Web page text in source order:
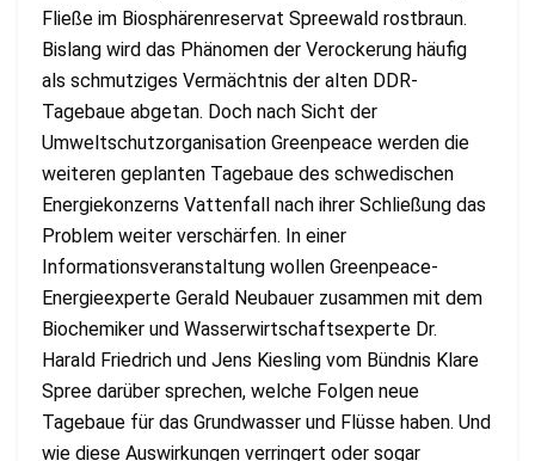
Fließe im Biosphärenreservat Spreewald rostbraun.
Bislang wird das Phänomen der Verockerung häufig
als schmutziges Vermächtnis der alten DDR-
Tagebaue abgetan. Doch nach Sicht der
Umweltschutzorganisation Greenpeace werden die
weiteren geplanten Tagebaue des schwedischen
Energiekonzerns Vattenfall nach ihrer Schließung das
Problem weiter verschärfen. In einer
Informationsveranstaltung wollen Greenpeace-
Energieexperte Gerald Neubauer zusammen mit dem
Biochemiker und Wasserwirtschaftsexperte Dr.
Harald Friedrich und Jens Kiesling vom Bündnis Klare
Spree darüber sprechen, welche Folgen neue
Tagebaue für das Grundwasser und Flüsse haben. Und
wie diese Auswirkungen verringert oder sogar